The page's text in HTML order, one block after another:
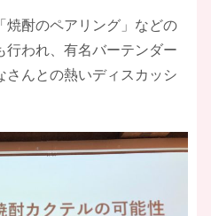
焼酎のペアリング」などの
行われ、有名バーテンダー
さんとの熱いディスカッシ